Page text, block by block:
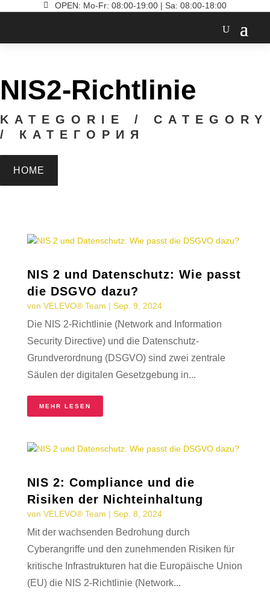
 OPEN: Mo-Fr: 08:00-19:00 | Sa: 08:00-18:00
NIS2-Richtlinie
KATEGORIE / CATEGORY
/ КАТЕГОРИЯ
HOME
NIS 2 und Datenschutz: Wie passt
die DSGVO dazu?
von VELEVO® Team | Sep. 9, 2024
Die NIS 2-Richtlinie (Network and Information
Security Directive) und die Datenschutz-
Grundverordnung (DSGVO) sind zwei zentrale
Säulen der digitalen Gesetzgebung in...
MEHR LESEN
NIS 2: Compliance und die
Risiken der Nichteinhaltung
von VELEVO® Team | Sep. 8, 2024
Mit der wachsenden Bedrohung durch
Cyberangriffe und den zunehmenden Risiken für
kritische Infrastrukturen hat die Europäische Union
(EU) die NIS 2-Richtlinie (Network...